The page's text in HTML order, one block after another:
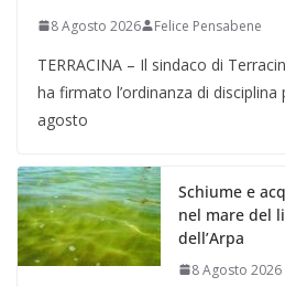
8 Agosto 2026 Felice Pensabene
TERRACINA – Il sindaco di
ha firmato l’ordinanza di disciplina
agosto
Schiume e
nel mare del
dell’Arpa
8 Agosto 2026